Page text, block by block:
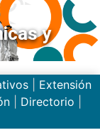
y
| Extensión
Directorio